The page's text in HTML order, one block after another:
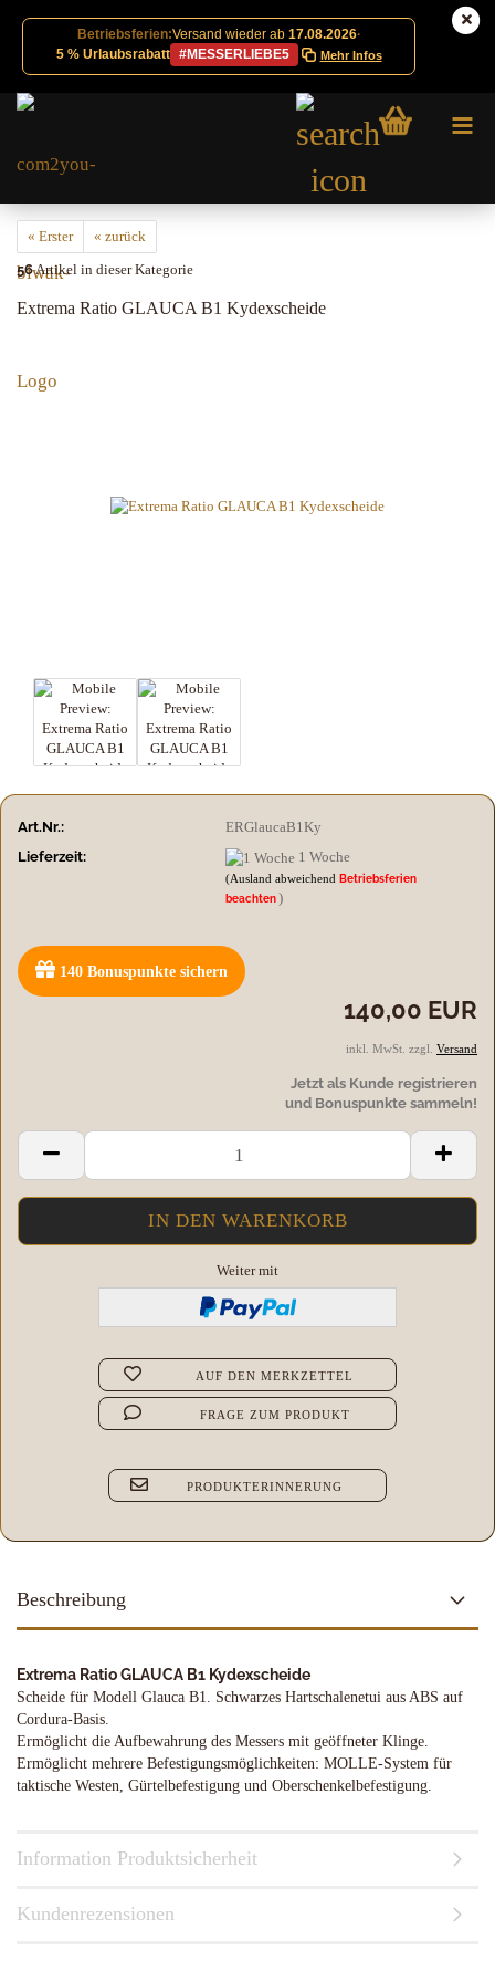
Betriebsferien:Versand wieder ab 17.08.2026·
5 % Urlaubsrabatt
#MESSERLIEBE5 Mehr Infos
« Erster
« zurück
56Artikel in dieser Kategorie
Extrema Ratio GLAUCA B1 Kydexscheide
Art.Nr.:
ERGlaucaB1Ky
Lieferzeit:
1 Woche
(Ausland abweichendBetriebsferien
beachten )
140 Bonuspunkte sichern
140,00 EUR
inkl. MwSt. zzgl. Versand
Jetzt als Kunde registrieren
und Bonuspunkte sammeln!
Weiter mit
AUF DEN MERKZETTEL
FRAGE ZUM PRODUKT
PRODUKTERINNERUNG
Beschreibung
Extrema Ratio GLAUCA B1 Kydexscheide
Scheide für Modell Glauca B1. Schwarzes Hartschalenetui aus ABS auf
Cordura-Basis.
Ermöglicht die Aufbewahrung des Messers mit geöffneter Klinge.
Ermöglicht mehrere Befestigungsmöglichkeiten: MOLLE-System für
taktische Westen, Gürtelbefestigung und Oberschenkelbefestigung.
Information Produktsicherheit
Kundenrezensionen